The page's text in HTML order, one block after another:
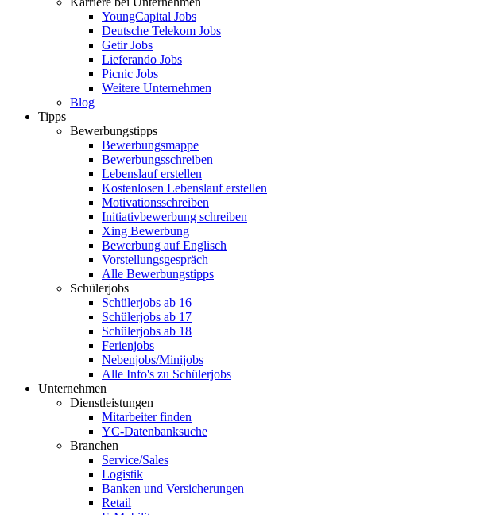
YoungCapital Jobs
Deutsche Telekom Jobs
Getir Jobs
Lieferando Jobs
Picnic Jobs
Weitere Unternehmen
Blog
Tipps
Bewerbungstipps
Bewerbungsmappe
Bewerbungsschreiben
Lebenslauf erstellen
Kostenlosen Lebenslauf erstellen
Motivationsschreiben
Initiativbewerbung schreiben
Xing Bewerbung
Bewerbung auf Englisch
Vorstellungsgespräch
Alle Bewerbungstipps
Schülerjobs
Schülerjobs ab 16
Schülerjobs ab 17
Schülerjobs ab 18
Ferienjobs
Nebenjobs/Minijobs
Alle Info's zu Schülerjobs
Unternehmen
Dienstleistungen
Mitarbeiter finden
YC-Datenbanksuche
Branchen
Service/Sales
Logistik
Banken und Versicherungen
Retail